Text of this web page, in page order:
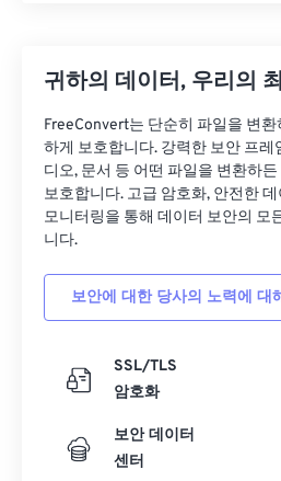
귀하의 데이터, 우리의
FreeConvert는 단순히 파일을 변
하게 보호합니다. 강력한 보안 프레
디오, 문서 등 어떤 파일을 변환하
보호합니다. 고급 암호화, 안전한
모니터링을 통해 데이터 보안의 모
니다.
보안에 대한 당사의 노력에 대
SSL/TLS
암호화
보안 데이터
센터